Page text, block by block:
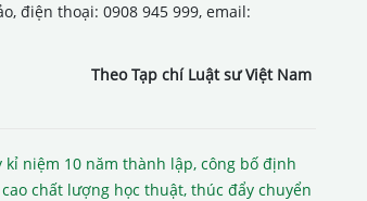
điện thoại: 0908 945 999, email:
Theo Tạp chí Luật sư Việt Nam
kỉ niệm 10 năm thành lập, công bố định
chất lượng học thuật, thúc đẩy chuyển